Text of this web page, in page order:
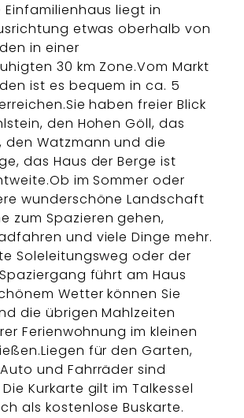
liegt in
etwas oberhalb von
in einer
30 km Zone.Vom Markt
ist es bequem in ca. 5
haben freier Blick
den Hohen Göll, das
den Watzmann und die
das Haus der Berge ist
im Sommer oder
wunderschöne Landschaft
zum Spazieren gehen,
und viele Dinge mehr.
Soleleitungsweg oder der
führt am Haus
Wetter können Sie
die übrigen Mahlzeiten
Ferienwohnung im kleinen
für den Garten,
und Fahrräder sind
Kurkarte gilt im Talkessel
als kostenlose Buskarte.